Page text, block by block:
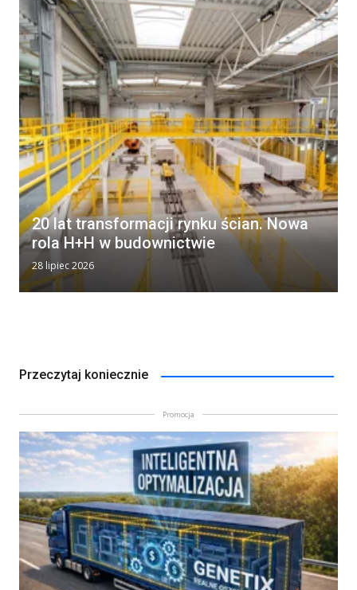
20 lat transformacji rynku ścian. Nowa
rola H+H w budownictwie
28 lipiec 2026
Przeczytaj koniecznie
Promocja